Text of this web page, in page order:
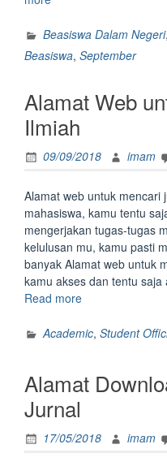
Darma
Pancasila
Batch
untuk
Mahasiswa
S2
dan
Beasiswa Dalam Negeri,
Beasiswa, September
Alamat Web
Ilmiah
09/09/2018 imam
Alamat web untuk
mahasiswa, kamu tentu
mengerjakan tugas-tugas
kelulusan mu, kamu pasti
banyak Alamat web untuk
kamu akses dan tentu
Read more“Alamat
untuk
Ilmiah”
Academic, Student
Alamat
Jurnal
17/05/2018 imam